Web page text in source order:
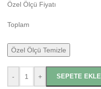
Özel Ölçü Fiyatı
Toplam
Özel Ölçü Temizle
- + SEPETE EKLE